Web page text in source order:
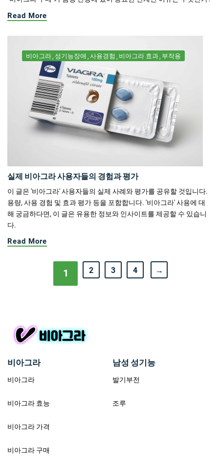
Read More
비아그라 성기능장애 사용경험 비아그라 효과 부작용
실제 비아그라 사용자들의 경험과 평가
이 글은 '비아그라' 사용자들의 실제 사례와 평가를 공유할 것입니다.
용량, 사용 경험 및 효과 평가 등을 포함합니다. '비아그라' 사용에 대
해 궁금하다면, 이 글은 유용한 정보와 인사이트를 제공할 수 있습니
다.
Read More
1 2 3 4 →
비아그라
비아그라
비아그라 효능
비아그라 가격
비아그라 구매
남성 성기능
발기부전
조루